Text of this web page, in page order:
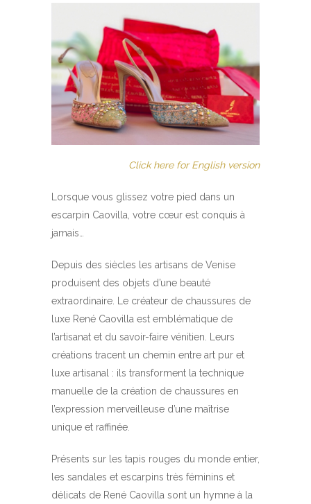
Click here for English version
Lorsque vous glissez votre pied dans un
escarpin Caovilla, votre cœur est conquis à
jamais…
Depuis des siècles les artisans de Venise
produisent des objets d’une beauté
extraordinaire. Le créateur de chaussures de
luxe René Caovilla est emblématique de
l’artisanat et du savoir-faire vénitien. Leurs
créations tracent un chemin entre art pur et
luxe artisanal : ils transforment la technique
manuelle de la création de chaussures en
l’expression merveilleuse d’une maîtrise
unique et raffinée.
Présents sur les tapis rouges du monde entier,
les sandales et escarpins très féminins et
délicats de René Caovilla sont un hymne à la